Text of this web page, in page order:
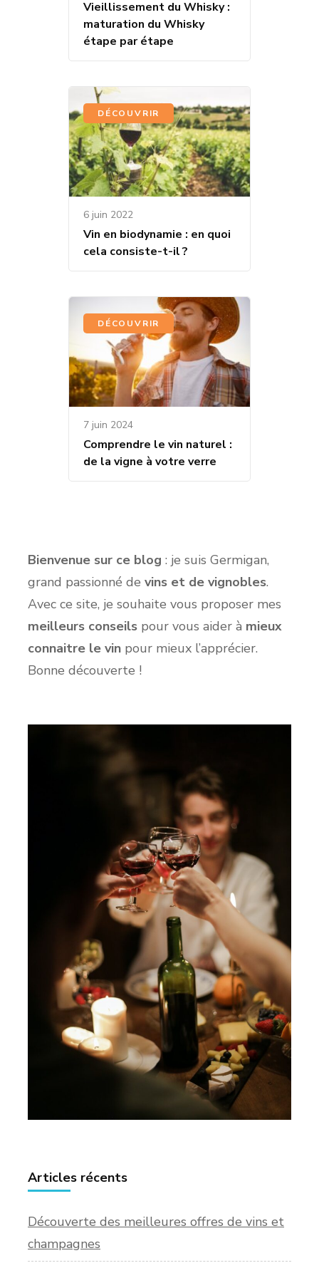
Vieillissement du Whisky :
maturation du Whisky
étape par étape
DÉCOUVRIR
6 juin 2022
Vin en biodynamie : en quoi
cela consiste-t-il ?
DÉCOUVRIR
7 juin 2024
Comprendre le vin naturel :
de la vigne à votre verre
Bienvenue sur ce blog : je suis Germigan,
grand passionné de vins et de vignobles.
Avec ce site, je souhaite vous proposer mes
meilleurs conseils pour vous aider à mieux
connaitre le vin pour mieux l’apprécier.
Bonne découverte !
Articles récents
Découverte des meilleures offres de vins et
champagnes